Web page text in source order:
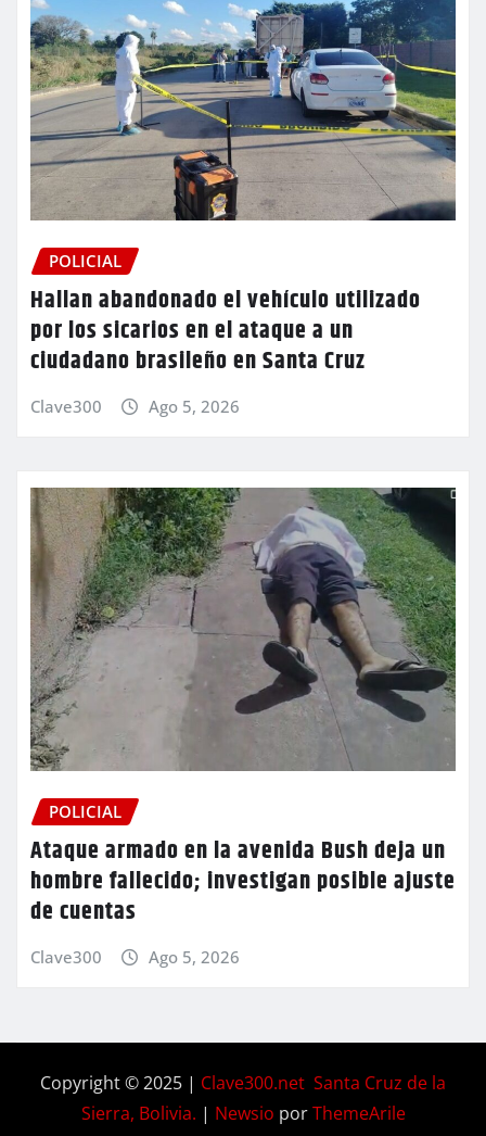
POLICIAL
Hallan abandonado el vehículo utilizado
por los sicarios en el ataque a un
ciudadano brasileño en Santa Cruz
Clave300 Ago 5, 2026
POLICIAL
Ataque armado en la avenida Bush deja un
hombre fallecido; investigan posible ajuste
de cuentas
Clave300 Ago 5, 2026
Copyright © 2025 | Clave300.net Santa Cruz de la
Sierra, Bolivia. | Newsio porThemeArile